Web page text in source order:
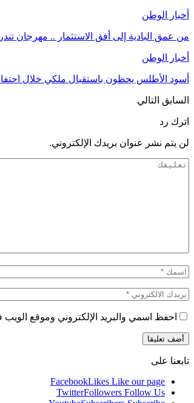
أخبار الوطن
من عمق البادية إلى أفق الاستثمار .. مهرجان
أخبار الوطن
أسود الأطلس يحظون باستقبال ملكي خلال
السابق التالي
اترك رد
لن يتم نشر عنوان بريدك الإلكتروني.
احفظ اسمي والبريد الإلكتروني وموقع الويب
تابعنا على
FacebookLikes Like our page
TwitterFollowers Follow Us